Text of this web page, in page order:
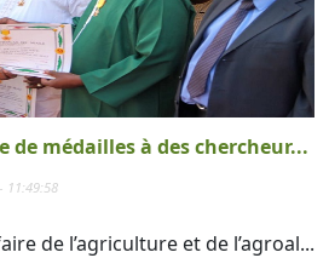
de médailles à des chercheur...
11:49:58
de l’agriculture et de l’agroal...